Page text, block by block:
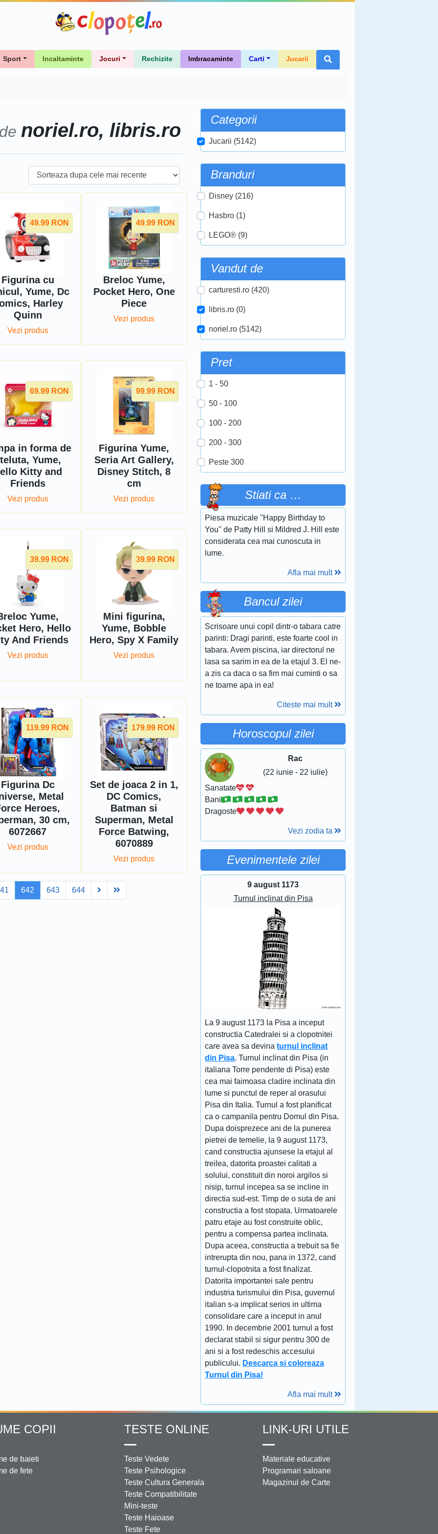
Sport Incaltaminte Jocuri Rechizite Imbracaminte Carti Jucarii
noriel.ro, libris.ro
49.99 RON
Figurina cu
Yume, Dc
Harley
Quinn
Vezi produs
49.99 RON
Breloc Yume,
Pocket Hero, One
Piece
Vezi produs
69.99 RON
in forma de
Yume,
Kitty and
Friends
Vezi produs
99.99 RON
Figurina Yume,
Seria Art Gallery,
Disney Stitch, 8
cm
Vezi produs
39.99 RON
Yume,
Hero, Hello
And Friends
Vezi produs
39.99 RON
Mini figurina,
Yume, Bobble
Hero, Spy X Family
Vezi produs
119.99 RON
Figurina Dc
Metal
Heroes,
30 cm,
6072667
Vezi produs
179.99 RON
Set de joaca 2 in 1,
DC Comics,
Batman si
Superman, Metal
Force Batwing,
6070889
Vezi produs
642 643 644 Next
Categorii
Jucarii (5142)
Branduri
Disney (216)
Hasbro (1)
LEGO® (9)
Vandut de
carturesti.ro (420)
libris.ro (0)
noriel.ro (5142)
Pret
1 - 50
50 - 100
100 - 200
200 - 300
Peste 300
Stiati ca …
Piesa muzicale ''Happy Birthday to
You'' de Patty Hill si Mildred J. Hill este
considerata cea mai cunoscuta in
lume.
Afla mai mult
Bancul zilei
Scrisoare unui copil dintr-o tabara catre
parinti: Dragi parinti, este foarte cool in
tabara. Avem piscina, iar directorul ne
lasa sa sarim in ea de la etajul 3. El ne-
a zis ca daca o sa fim mai cuminti o sa
ne toarne apa in ea!
Citeste mai mult
Horoscopul zilei
Rac
(22 iunie - 22 iulie)
Sanatate
Bani
Dragoste
Vezi zodia ta
Evenimentele zilei
9 august 1173
Turnul inclinat din Pisa
La 9 august 1173 la Pisa a inceput
constructia Catedralei si a clopotnitei
care avea sa devinaturnul inclinat
din Pisa. Turnul inclinat din Pisa (in
italiana Torre pendente di Pisa) este
cea mai faimoasa cladire inclinata din
lume si punctul de reper al orasului
Pisa din Italia. Turnul a fost planificat
ca o campanila pentru Domul din Pisa.
Dupa doisprezece ani de la punerea
pietrei de temelie, la 9 august 1173,
cand constructia ajunsese la etajul al
treilea, datorita proastei calitati a
solului, constituit din noroi argilos si
nisip, turnul incepea sa se incline in
directia sud-est. Timp de o suta de ani
constructia a fost stopata. Urmatoarele
patru etaje au fost construite oblic,
pentru a compensa partea inclinata.
Dupa aceea, constructia a trebuit sa fie
intrerupta din nou, pana in 1372, cand
turnul-clopotnita a fost finalizat.
Datorita importantei sale pentru
industria turismului din Pisa, guvernul
italian s-a implicat serios in ultima
consolidare care a inceput in anul
1990. In decembrie 2001 turnul a fost
declarat stabil si sigur pentru 300 de
ani si a fost redeschis accesului
publicului. Descarca si coloreaza
Turnul din Pisa!
Afla mai mult
COPII
de baieti
de fete
TESTE ONLINE
Teste Vedete
Teste Psihologice
Teste Cultura Generala
Teste Compatibilitate
Mini-teste
Teste Haioase
Teste Fete
LINK-URI UTILE
Materiale educative
Programari saloane
Magazinul de Carte